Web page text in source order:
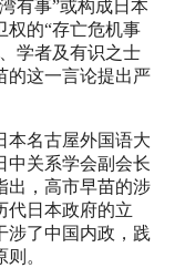
有事”或构成日本
权的“存亡危机事
学者及有识之士
的这一言论提出严
本名古屋外国语大
中关系学会副会长
出，高市早苗的涉
代日本政府的立
涉了中国内政，践
。